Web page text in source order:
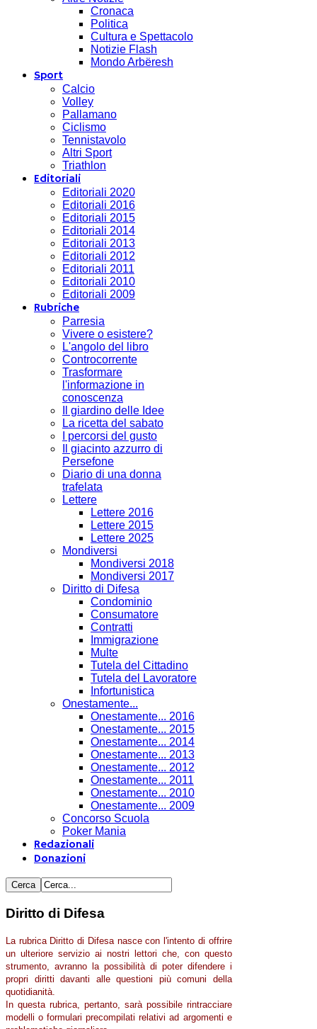
Cronaca
Politica
Cultura e Spettacolo
Notizie Flash
Mondo Arbëresh
Sport
Calcio
Volley
Pallamano
Ciclismo
Tennistavolo
Altri Sport
Triathlon
Editoriali
Editoriali 2020
Editoriali 2016
Editoriali 2015
Editoriali 2014
Editoriali 2013
Editoriali 2012
Editoriali 2011
Editoriali 2010
Editoriali 2009
Rubriche
Parresia
Vivere o esistere?
L'angolo del libro
Controcorrente
Trasformare
l'informazione in
conoscenza
Il giardino delle Idee
La ricetta del sabato
I percorsi del gusto
Il giacinto azzurro di
Persefone
Diario di una donna
trafelata
Lettere
Lettere 2016
Lettere 2015
Lettere 2025
Mondiversi
Mondiversi 2018
Mondiversi 2017
Diritto di Difesa
Condominio
Consumatore
Contratti
Immigrazione
Multe
Tutela del Cittadino
Tutela del Lavoratore
Infortunistica
Onestamente...
Onestamente... 2016
Onestamente... 2015
Onestamente... 2014
Onestamente... 2013
Onestamente... 2012
Onestamente... 2011
Onestamente... 2010
Onestamente... 2009
Concorso Scuola
Poker Mania
Redazionali
Donazioni
Diritto di Difesa
La rubrica Diritto di Difesa nasce con l'intento di offrire
un ulteriore servizio ai nostri lettori che, con questo
strumento, avranno la possibilità di poter difendere i
propri diritti davanti alle questioni più comuni della
quotidianità.
In questa rubrica, pertanto, sarà possibile rintracciare
modelli o formulari precompilati relativi ad argomenti e